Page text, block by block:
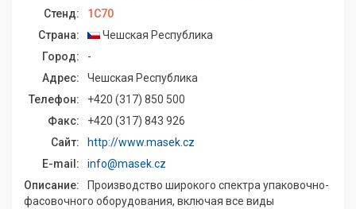
Стенд:
1C70
Страна:
Чешская Республика
Город:
-
Адрес:
Чешская Республика
Телефон:
+420 (317) 850 500
Факс:
+420 (317) 843 926
Сайт:
http://www.masek.cz
E-mail:
info@masek.cz
Описание:
Производство широкого спектра упаковочно-
фасовочного оборудования, включая все виды